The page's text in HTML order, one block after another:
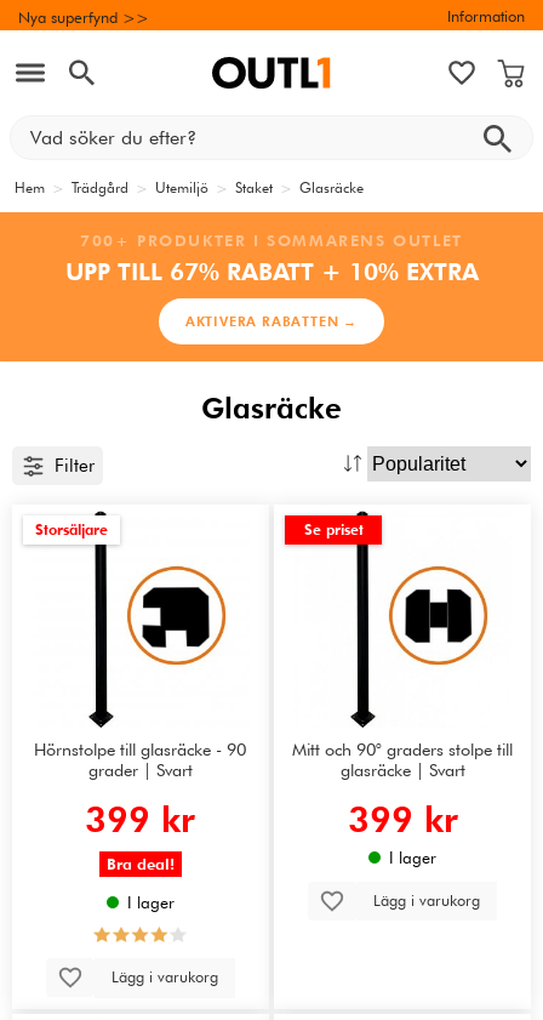
Nya superfynd >> Information
Hem > Trädgård > Utemiljö > Staket > Glasräcke
700+ PRODUKTER I SOMMARENS OUTLET
UPP TILL 67% RABATT + 10% EXTRA
AKTIVERA RABATTEN →
Glasräcke
Filter
Storsäljare
Hörnstolpe till glasräcke - 90
grader | Svart
399 kr
Bra deal!
I lager
Lägg i varukorg
Se priset
Mitt och 90° graders stolpe till
glasräcke | Svart
399 kr
I lager
Lägg i varukorg